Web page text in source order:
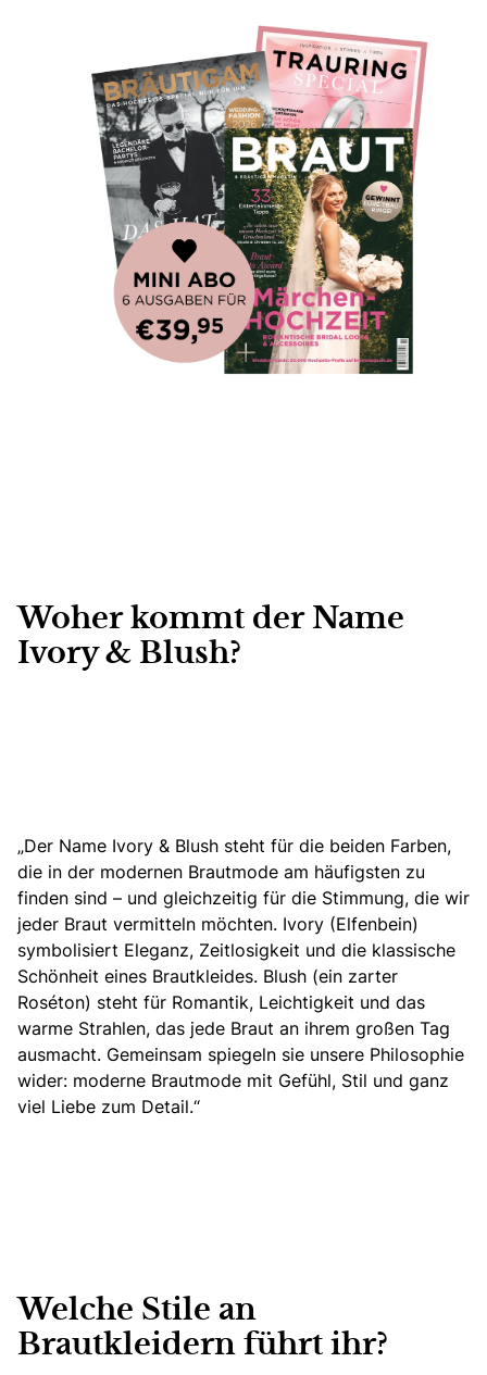
Woher kommt der Name
Ivory & Blush?
„Der Name Ivory & Blush steht für die beiden Farben,
die in der modernen Brautmode am häufigsten zu
finden sind – und gleichzeitig für die Stimmung, die wir
jeder Braut vermitteln möchten. Ivory (Elfenbein)
symbolisiert Eleganz, Zeitlosigkeit und die klassische
Schönheit eines Brautkleides. Blush (ein zarter
Roséton) steht für Romantik, Leichtigkeit und das
warme Strahlen, das jede Braut an ihrem großen Tag
ausmacht. Gemeinsam spiegeln sie unsere Philosophie
wider: moderne Brautmode mit Gefühl, Stil und ganz
viel Liebe zum Detail.“
Welche Stile an
Brautkleidern führt ihr?